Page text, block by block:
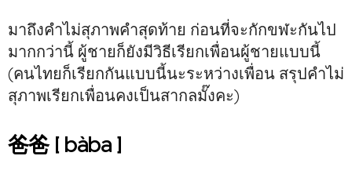
มาถึงคำไม่สุภาพคำสุดท้าย ก่อนที่จะกักขฬะกันไป
มากกว่านี้ ผู้ชายก็ยังมีวิธีเรียกเพื่อนผู้ชายแบบนี้
(คนไทยก็เรียกกันแบบนี้นะระหว่างเพื่อน สรุปคำไม่
สุภาพเรียกเพื่อนคงเป็นสากลมั๊งคะ)
爸爸 [ bàba ]